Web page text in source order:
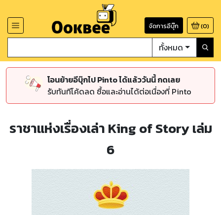
จัดการอีบุ๊ก (0)
ทั้งหมด
โอนย้ายอีบุ๊กไป Pinto ได้แล้ววันนี้ กดเลย
รับทันทีโค้ดลด ซื้อและอ่านได้ต่อเนื่องที่ Pinto
ราชาแห่งเรื่องเล่า King of Story เล่ม
6